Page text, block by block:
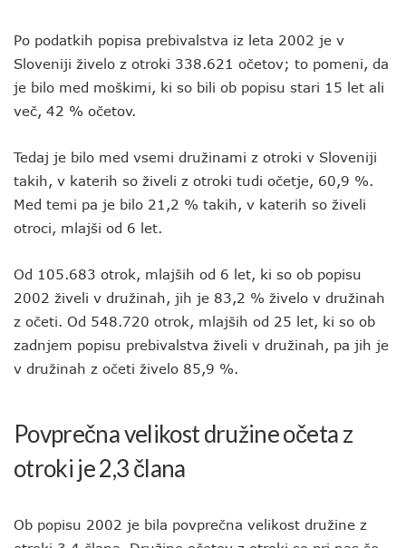
Po podatkih popisa prebivalstva iz leta 2002 je v
Sloveniji živelo z otroki 338.621 očetov; to pomeni, da
je bilo med moškimi, ki so bili ob popisu stari 15 let ali
več, 42 % očetov.
Tedaj je bilo med vsemi družinami z otroki v Sloveniji
takih, v katerih so živeli z otroki tudi očetje, 60,9 %.
Med temi pa je bilo 21,2 % takih, v katerih so živeli
otroci, mlajši od 6 let.
Od 105.683 otrok, mlajših od 6 let, ki so ob popisu
2002 živeli v družinah, jih je 83,2 % živelo v družinah
z očeti. Od 548.720 otrok, mlajših od 25 let, ki so ob
zadnjem popisu prebivalstva živeli v družinah, pa jih je
v družinah z očeti živelo 85,9 %.
Povprečna velikost družine očeta z
otroki je 2,3 člana
Ob popisu 2002 je bila povprečna velikost družine z